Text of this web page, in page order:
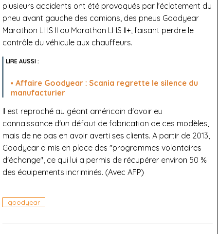
plusieurs accidents ont été provoqués par l'éclatement du
pneu avant gauche des camions, des pneus Goodyear
Marathon LHS II ou Marathon LHS II+, faisant perdre le
contrôle du véhicule aux chauffeurs.
Affaire Goodyear : Scania regrette le silence du
manufacturier
Il est reproché au géant américain d'avoir eu
connaissance d'un défaut de fabrication de ces modèles,
mais de ne pas en avoir averti ses clients. A partir de 2013,
Goodyear a mis en place des "programmes volontaires
d'échange", ce qui lui a permis de récupérer environ 50 %
des équipements incriminés. (Avec AFP)
goodyear